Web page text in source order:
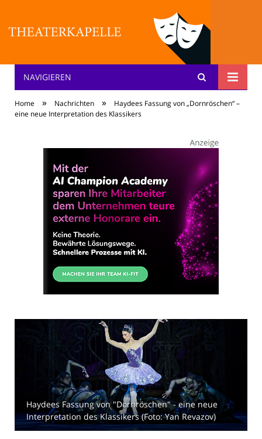
Theater: [KA] :pelle
NAVIGIEREN
Home » Nachrichten »
Haydees Fassung von „Dornröschen“ –
eine neue Interpretation des Klassikers
Haydees Fassung von "Dornröschen" - eine neue
Interpretation des Klassikers (Foto: Yan Revazov)